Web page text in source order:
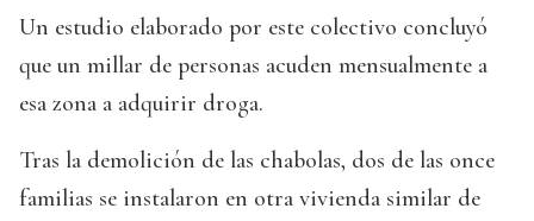
Un estudio elaborado por este colectivo concluyó
que un millar de personas acuden mensualmente a
esa zona a adquirir droga.
Tras la demolición de las chabolas, dos de las once
familias se instalaron en otra vivienda similar de